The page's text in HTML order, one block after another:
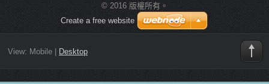
© 2016 版權所有。
Create a free website
View: Mobile| Desktop